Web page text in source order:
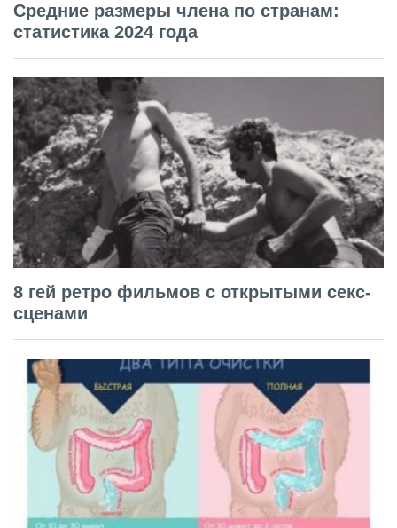
Средние размеры члена по странам:
статистика 2024 года
8 гей ретро фильмов с открытыми секс-
сценами